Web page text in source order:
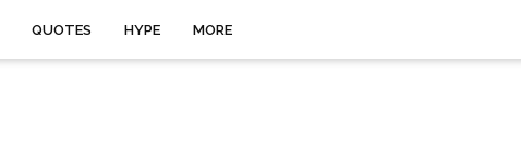
QUOTES HYPE MORE